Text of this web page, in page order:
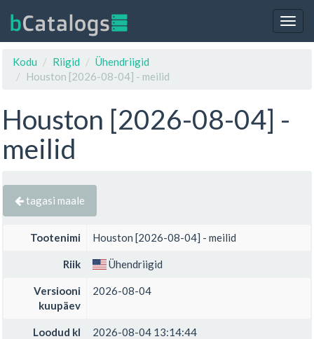
Kodu
Riigid
Ühendriigid
Houston [2026-08-04] - meilid
Houston [2026-08-04] -
meilid
tagasi maale
Tootenimi Houston [2026-08-04] - meilid
Riik Ühendriigid
Versiooni
kuupäev
2026-08-04
Loodud kl 2026-08-04 13:14:44